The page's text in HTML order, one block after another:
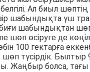
Ал биыл
шабындықта үш
шабындықтан
шөп өсіруге де
100 гектарға
шөп түсірдік. Былтыр
Жаңбыр болса, тағы